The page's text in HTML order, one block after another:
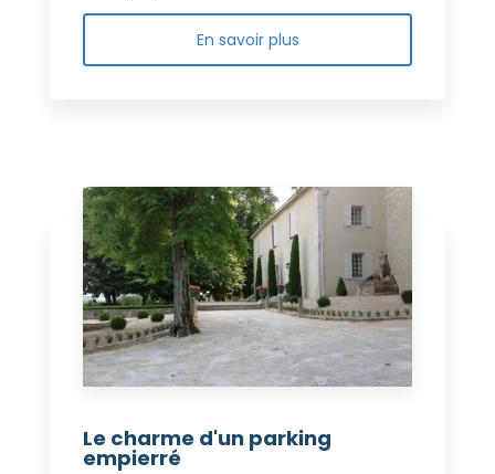
En savoir plus
Le charme d'un parking
empierré